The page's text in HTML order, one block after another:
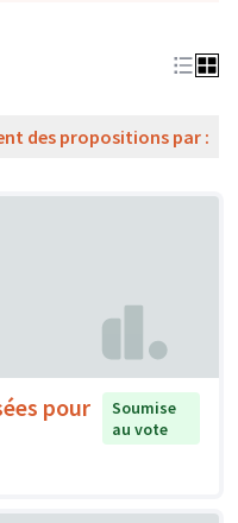
des propositions par :
pour
Soumise
au vote